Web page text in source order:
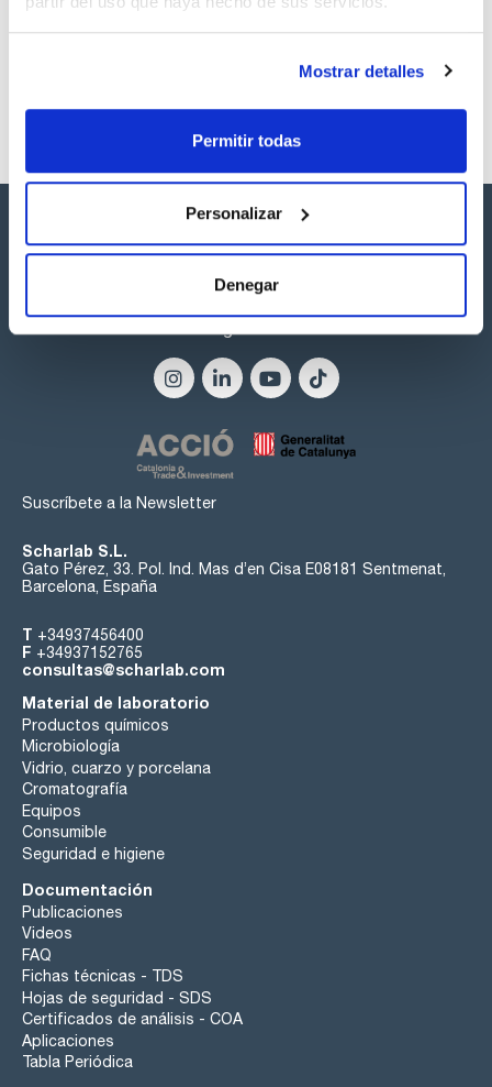
Mostrar detalles
Permitir todas
Personalizar
Denegar
Suscríbete a la Newsletter
Scharlab S.L.
Gato Pérez, 33. Pol. Ind. Mas d’en Cisa E08181 Sentmenat,
Barcelona, España
T +34937456400
F +34937152765
consultas@scharlab.com
Material de laboratorio
Productos químicos
Microbiología
Vidrio, cuarzo y porcelana
Cromatografía
Equipos
Consumible
Seguridad e higiene
Documentación
Publicaciones
Videos
FAQ
Fichas técnicas - TDS
Hojas de seguridad - SDS
Certificados de análisis - COA
Aplicaciones
Tabla Periódica